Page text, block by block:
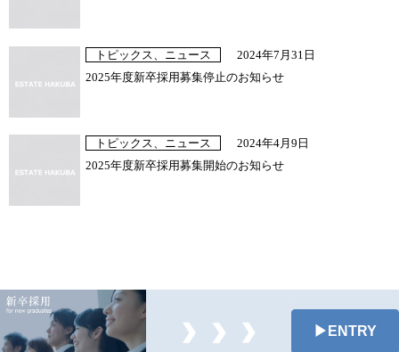
トピックス、ニュース
2024年7月31日
2025年度新卒採用募集停止のお知らせ
トピックス、ニュース
2024年4月9日
2025年度新卒採用募集開始のお知らせ
▶︎ENTRY